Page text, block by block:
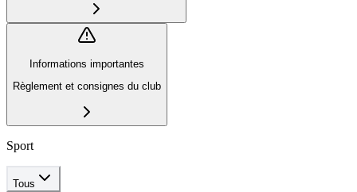
Informations importantes
Règlement et consignes du club
Sport
Tous